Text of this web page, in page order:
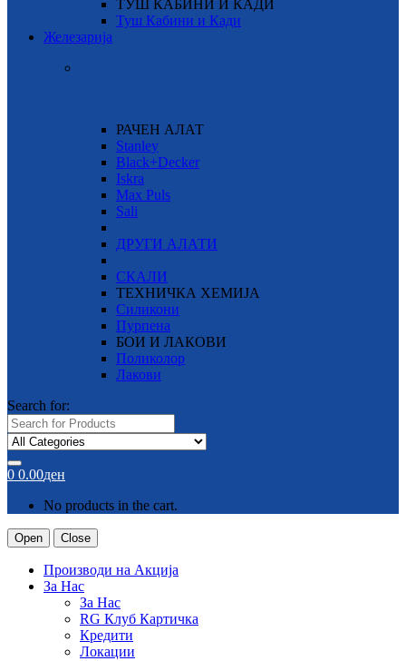
ТУШ КАБИНИ И КАДИ
Туш Кабини и Кади
Железарија
РАЧЕН АЛАТ
Stanley
Black+Decker
Iskra
Max Puls
Sali
ДРУГИ АЛАТИ
СКАЛИ
ТЕХНИЧКА ХЕМИЈА
Силикони
Пурпена
БОИ И ЛАКОВИ
Поликолор
Лакови
Search for:
0 0.00ден
No products in the cart.
Open Close
Производи на Акција
За Нас
За Нас
RG Клуб Картичка
Кредити
Локации